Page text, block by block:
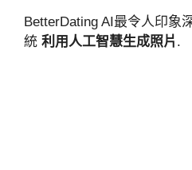
BetterDating AI最令人印象
統 利用人工智慧生成照片 .